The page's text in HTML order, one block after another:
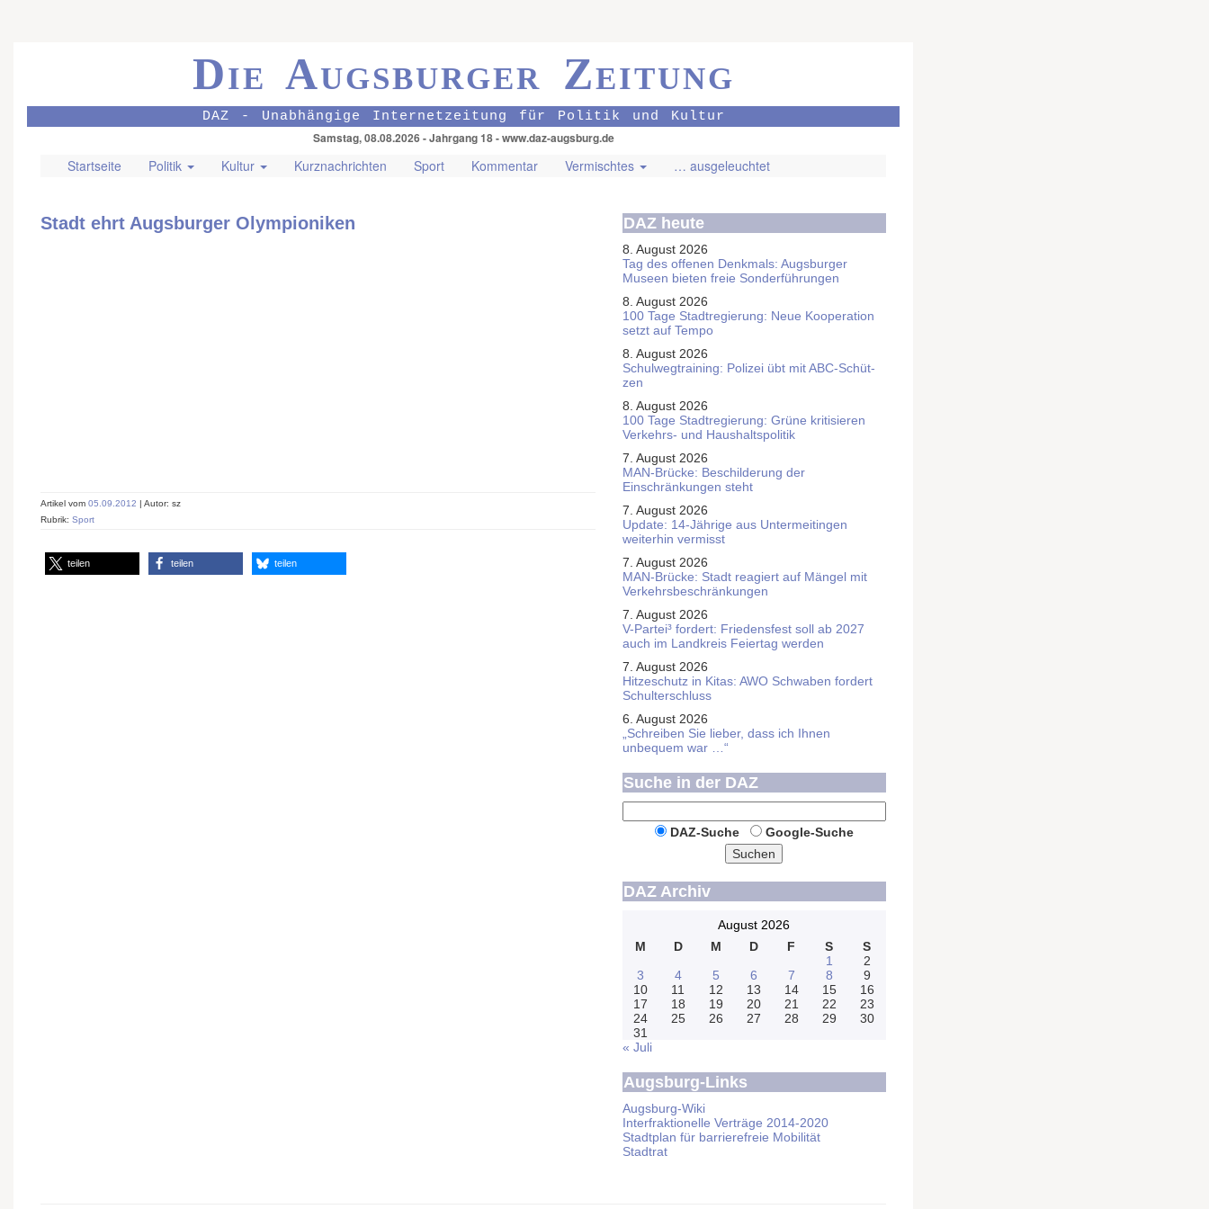
Die Augsburger Zeitung
DAZ - Unabhängige Internetzeitung für Politik und Kultur
Samstag, 08.08.2026 - Jahrgang 18 - www.daz-augsburg.de
Startseite Politik Kultur Kurznachrichten Sport Kommentar Vermischtes … ausgeleuchtet
Stadt ehrt Augsburger Olympioniken
Artikel vom 05.09.2012 | Autor: sz
Rubrik: Sport
teilen teilen teilen
DAZ heute
8. August 2026
Tag des offenen Denkmals: Augsburger
Museen bieten freie Sonderführungen
8. August 2026
100 Tage Stadtregierung: Neue Kooperation
setzt auf Tempo
8. August 2026
Schul­weg­trai­ning: Poli­zei übt mit ABC-Schüt­
zen
8. August 2026
100 Tage Stadtregierung: Grüne kritisieren
Verkehrs- und Haushaltspolitik
7. August 2026
MAN-Brücke: Beschilderung der
Einschränkungen steht
7. August 2026
Update: 14-Jährige aus Untermeitingen
weiterhin vermisst
7. August 2026
MAN-Brücke: Stadt reagiert auf Mängel mit
Verkehrsbeschränkungen
7. August 2026
V-Partei­³ fordert: Friedens­fest soll ab 2027
auch im Land­kreis Feier­tag werden
7. August 2026
Hitzeschutz in Kitas: AWO Schwaben fordert
Schulterschluss
6. August 2026
„Schreiben Sie lieber, dass ich Ihnen
unbequem war …“
Suche in der DAZ
DAZ-Suche
Google-Suche
Suchen
DAZ Archiv
August 2026
M
D M D F S
S
1
2
3
4 5 6 7 8
9
10
11 12 13 14 15
16
17
18 19 20 21 22
23
24
25 26 27 28 29
30
31
« Juli
Augsburg-Links
Augsburg-Wiki
Interfraktionelle Verträge 2014-2020
Stadtplan für barrierefreie Mobilität
Stadtrat